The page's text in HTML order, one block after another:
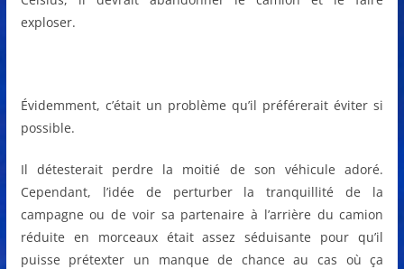
exploser.
Évidemment, c’était un problème qu’il préférerait éviter si
possible.
Il détesterait perdre la moitié de son véhicule adoré.
Cependant, l’idée de perturber la tranquillité de la
campagne ou de voir sa partenaire à l’arrière du camion
réduite en morceaux était assez séduisante pour qu’il
puisse prétexter un manque de chance au cas où ça